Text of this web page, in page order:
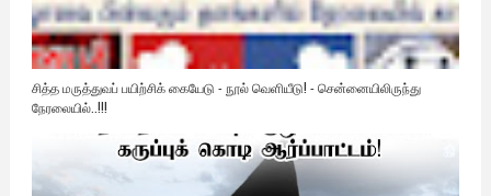
சித்த மருத்துவப் பயிற்சிக் கையேடு - நூல் வெளியீடு! - சென்னையிலிருந்து
நேரலையில்..!!!